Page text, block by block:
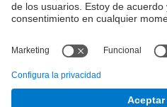
Empresa
¿Qué necesitas?